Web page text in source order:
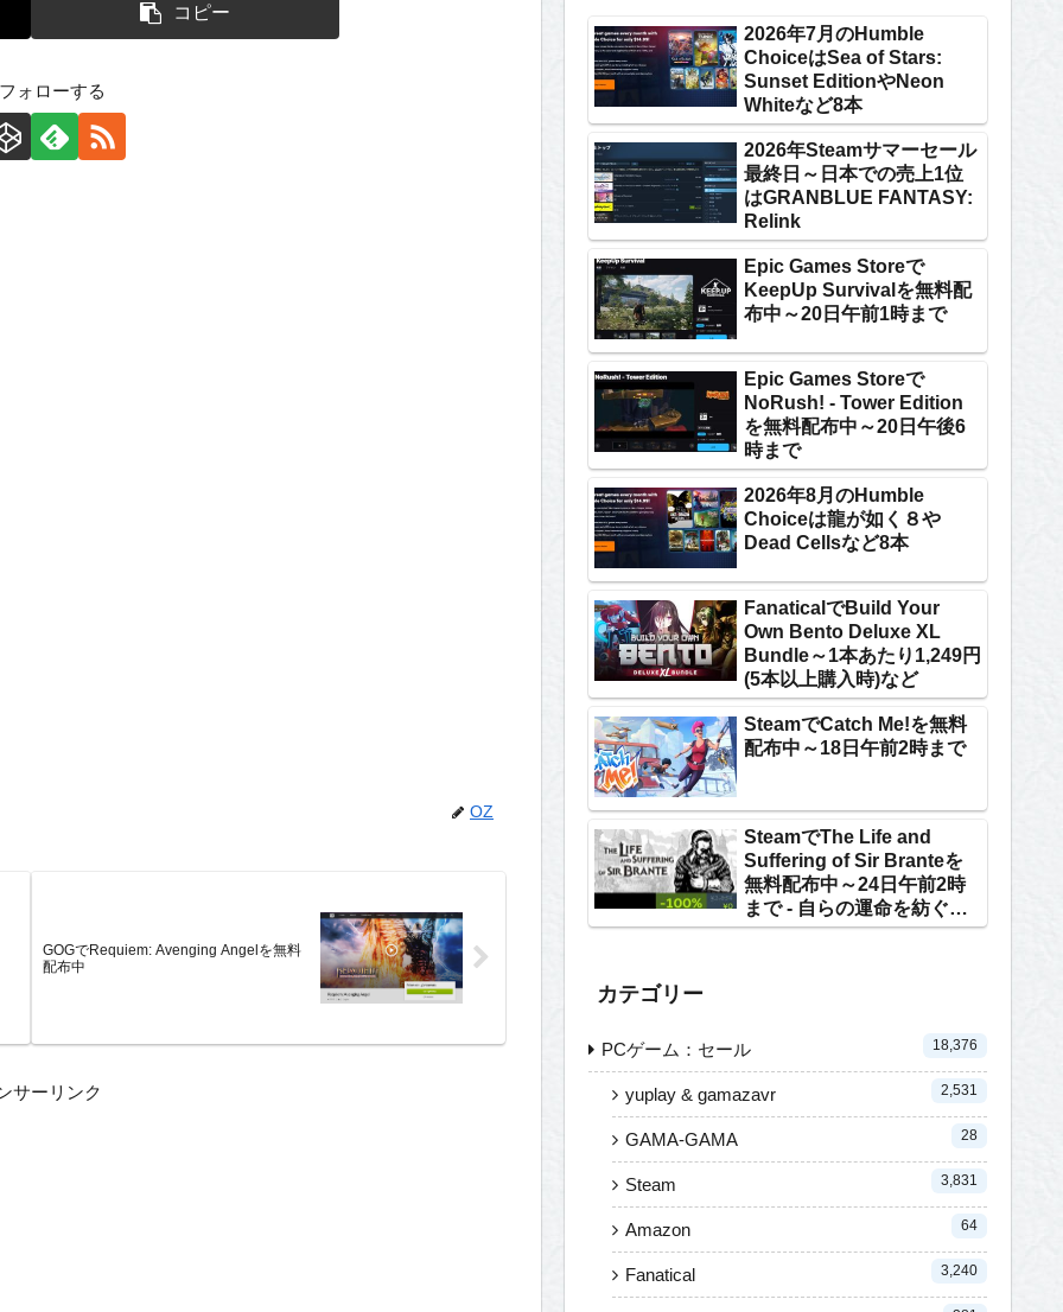
コピー
ォローする
OZ
GOGでRequiem: Avenging Angelを無料
配布中
サーリンク
2026年7月のHumble
ChoiceはSea of Stars:
Sunset EditionやNeon
Whiteなど8本
2026年Steamサマーセール
最終日～日本での売上1位
はGRANBLUE FANTASY:
Relink
Epic Games Storeで
KeepUp Survivalを無料配
布中～20日午前1時まで
Epic Games Storeで
NoRush! - Tower Edition
を無料配布中～20日午後6
時まで
2026年8月のHumble
Choiceは龍が如く８や
Dead Cellsなど8本
FanaticalでBuild Your
Own Bento Deluxe XL
Bundle～1本あたり1,249円
(5本以上購入時)など
SteamでCatch Me!を無料
配布中～18日午前2時まで
SteamでThe Life and
Suffering of Sir Branteを
無料配布中～24日午前2時
まで - 自らの運命を紡ぐテ
キストRPG
カテゴリー
PCゲーム：セール 18,376
yuplay & gamazavr 2,531
GAMA-GAMA 28
Steam 3,831
Amazon 64
Fanatical 3,240